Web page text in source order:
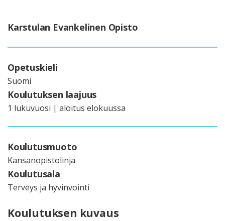
Karstulan Evankelinen Opisto
Opetuskieli
Suomi
Koulutuksen laajuus
1 lukuvuosi | aloitus elokuussa
Koulutusmuoto
Kansanopistolinja
Koulutusala
Terveys ja hyvinvointi
Koulutuksen kuvaus